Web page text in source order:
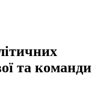
та команди